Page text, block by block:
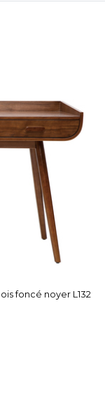
foncé noyer L132